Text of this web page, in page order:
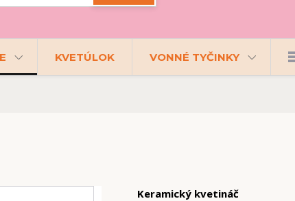
KVETÚLOK VONNÉ TYČINKY
Keramický kvetináč